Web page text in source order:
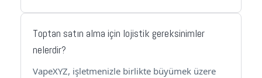
Toptan satın alma için lojistik gereksinimler
nelerdir?
VapeXYZ, işletmenizle birlikte büyümek üzere